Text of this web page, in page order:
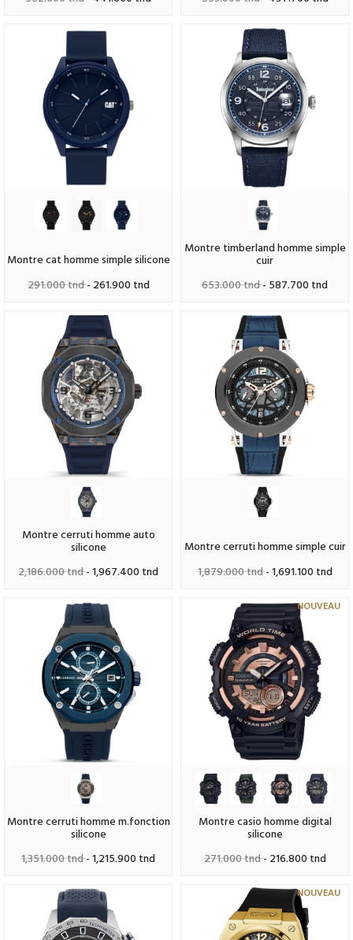
montre cat homme simple silicone
291.000 tnd- 261.900 tnd
montre timberland homme simple
cuir
653.000 tnd- 587.700 tnd
montre cerruti homme auto
silicone
2,186.000 tnd- 1,967.400 tnd
montre cerruti homme simple cuir
1,879.000 tnd- 1,691.100 tnd
montre cerruti homme m.fonction
silicone
1,351.000 tnd- 1,215.900 tnd
montre casio homme digital
silicone
271.000 tnd- 216.800 tnd
NOUVEAU
NOUVEAU